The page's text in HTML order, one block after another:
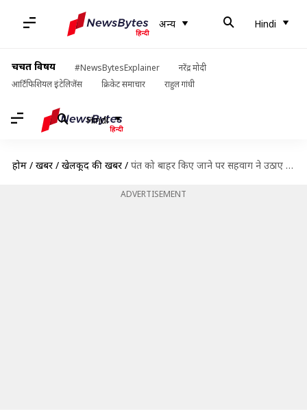
अन्य Hindi
चर्चित विषय #NewsBytesExplainer
नरेंद्र मोदी
आर्टिफिशियल इंटेलिजेंस
क्रिकेट समाचार राहुल गांधी
Hindi
होम / खबरें / खेलकूद की खबरें / पंत को बाहर किए जाने पर सहवाग ने उठाए सवाल, धोनी पर भी लगाया आरोप
ADVERTISEMENT